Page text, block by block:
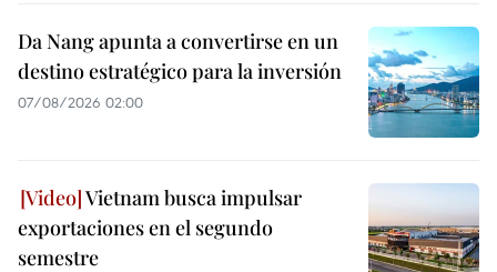
Da Nang apunta a convertirse en un
destino estratégico para la inversión
07/08/2026 02:00
Vietnam busca impulsar
exportaciones en el segundo
semestre